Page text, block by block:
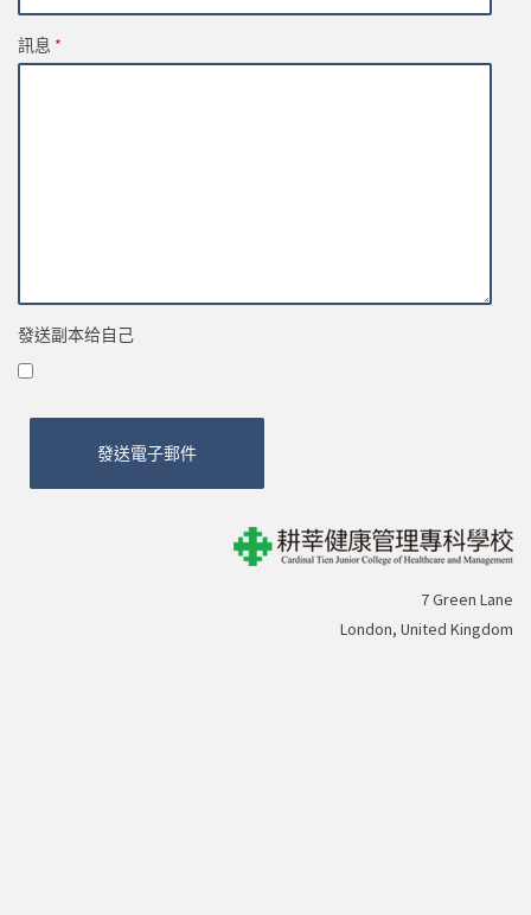
訊息 *
發送副本给自己
發送電子郵件
7 Green Lane
London, United Kingdom